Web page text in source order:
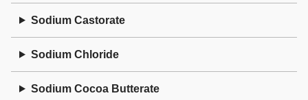
Sodium Castorate
Sodium Chloride
Sodium Cocoa Butterate